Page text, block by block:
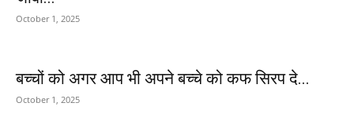
October 1, 2025
बच्चों को अगर आप भी अपने बच्चे को कफ सिरप दे...
October 1, 2025